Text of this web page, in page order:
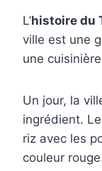
L’histoire du
ville est une
une
Un jour, la
ingrédient.
riz avec les
couleur